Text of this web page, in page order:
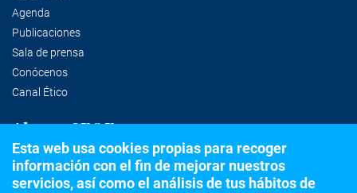
Agenda
Publicaciones
Sala de prensa
Conócenos
Canal Ético
Alertas CEOE
Suscríbete a la newsletter
Esta web usa cookies propias para recoger
información con el fin de mejorar nuestros
servicios, así como el análisis de tus hábitos de